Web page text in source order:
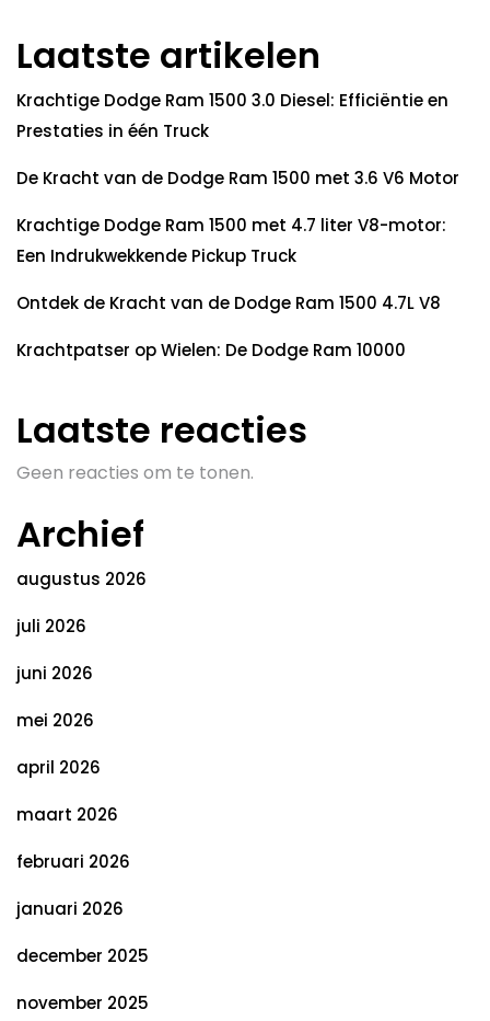
Laatste artikelen
Krachtige Dodge Ram 1500 3.0 Diesel: Efficiëntie en
Prestaties in één Truck
De Kracht van de Dodge Ram 1500 met 3.6 V6 Motor
Krachtige Dodge Ram 1500 met 4.7 liter V8-motor:
Een Indrukwekkende Pickup Truck
Ontdek de Kracht van de Dodge Ram 1500 4.7L V8
Krachtpatser op Wielen: De Dodge Ram 10000
Laatste reacties
Geen reacties om te tonen.
Archief
augustus 2026
juli 2026
juni 2026
mei 2026
april 2026
maart 2026
februari 2026
januari 2026
december 2025
november 2025